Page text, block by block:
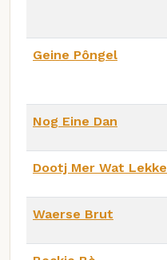
Geine Pôngel
Nog Eine Dan
Dootj Mer Wat
Waerse Brut